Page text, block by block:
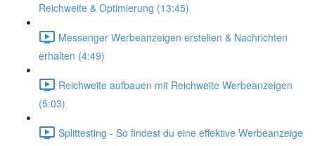
Reichweite & Optimierung (13:45)
Messenger Werbeanzeigen erstellen & Nachrichten
erhalten (4:49)
Reichweite aufbauen mit Reichweite Werbeanzeigen
(5:03)
Splittesting - So findest du eine effektive Werbeanzeige